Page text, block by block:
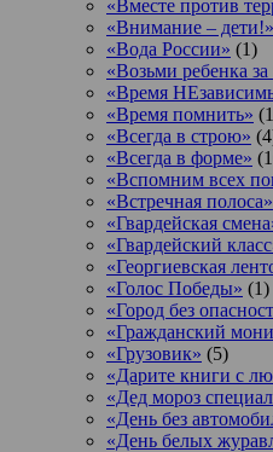
«Вместе против
«Внимание – дети!»
«Вода России» (1)
«Возьми ребенка за
«Время
«Время помнить»
«Всегда в строю»
«Всегда в форме»
«Вспомним всех
«Встречная полоса»
«Гвардейская
«Гвардейский
«Георгиевская
«Голос Победы» (1)
«Город без
«Гражданский
«Грузовик» (5)
«Дарите книги с
«Дед мороз
«День без
«День белых